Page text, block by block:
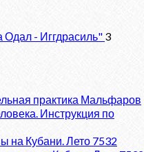
Одал - Иггдрасиль" 3
практика Мальфаров
Инструкция по
на Кубани. Лето 7532